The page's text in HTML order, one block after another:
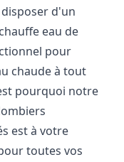
d'un
eau de
pour
chaude à tout
pourquoi notre
est à votre
toutes vos